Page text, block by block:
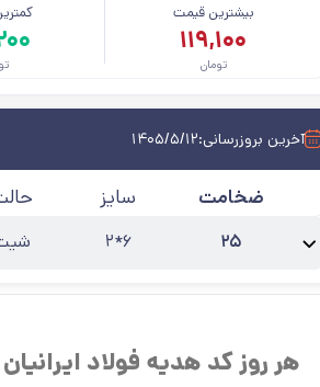
بیشترین قیمت
۱۱۹,۱۰۰
تومان
آخرین بروزرسانی:۱۴۰۵/۵/۱۲
ضخامت سایز
۲۵ ۶*۲
هر روز کد هدیه فولاد ایرانیان